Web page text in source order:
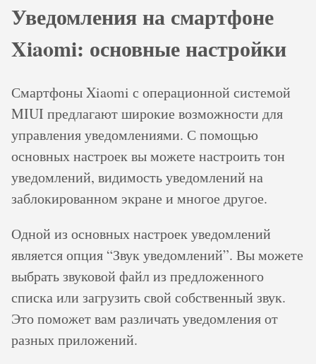
Уведомления на смартфоне
Xiaomi: основные настройки
Смартфоны Xiaomi с операционной системой
MIUI предлагают широкие возможности для
управления уведомлениями. С помощью
основных настроек вы можете настроить тон
уведомлений, видимость уведомлений на
заблокированном экране и многое другое.
Одной из основных настроек уведомлений
является опция “Звук уведомлений”. Вы можете
выбрать звуковой файл из предложенного
списка или загрузить свой собственный звук.
Это поможет вам различать уведомления от
разных приложений.